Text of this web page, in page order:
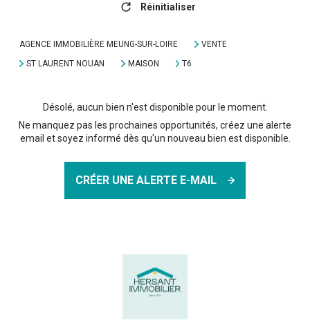
Réinitialiser
AGENCE IMMOBILIÈRE MEUNG-SUR-LOIRE
VENTE
ST LAURENT NOUAN
MAISON T6
Désolé, aucun bien n'est disponible pour le moment.
Ne manquez pas les prochaines opportunités, créez une alerte
email et soyez informé dès qu'un nouveau bien est disponible.
CRÉER UNE ALERTE E-MAIL